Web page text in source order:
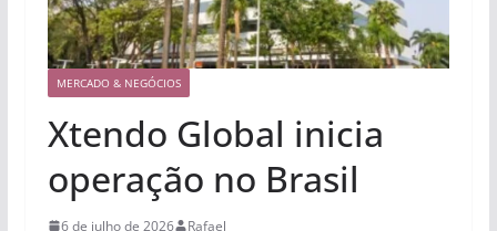
MERCADO & NEGÓCIOS
Xtendo Global inicia
operação no Brasil
6 de julho de 2026 Rafael